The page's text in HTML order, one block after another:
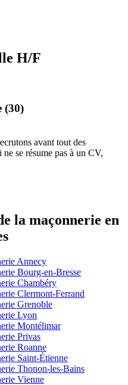
H/F
(30)
avant tout des
se résume pas à un CV,
la maçonnerie en
Annecy
Bourg-en-Bresse
Chambéry
Clermont-Ferrand
Grenoble
Lyon
Montélimar
Privas
Roanne
Saint-Étienne
Thonon-les-Bains
Vienne